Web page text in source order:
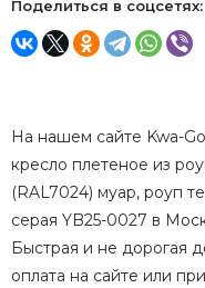
Поделиться в соцсетях:
На нашем сайте Kwa-
кресло плетеное из
(RAL7024) муар, роуп
серая YB25-0027 в
Быстрая и не дорогая
оплата на сайте или